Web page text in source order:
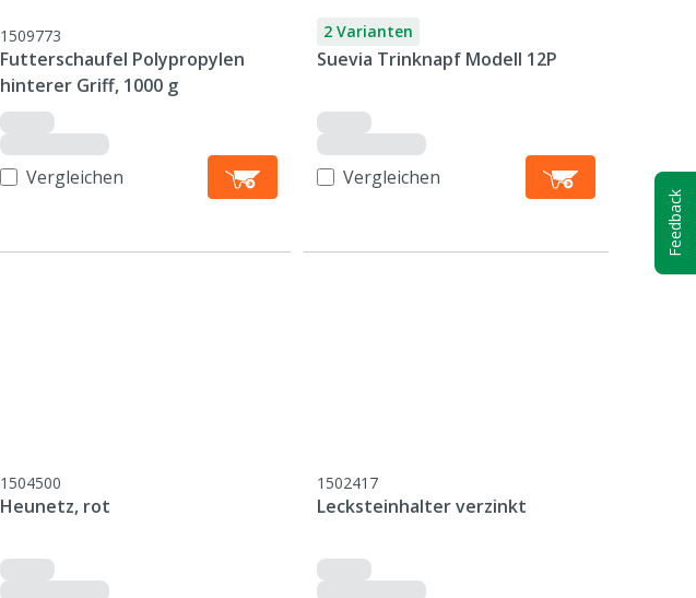
1509773
Futterschaufel Polypropylen
hinterer Griff, 1000 g
Vergleichen
2 Varianten
Suevia Trinknapf Modell 12P
Vergleichen
1504500
Heunetz, rot
1502417
Lecksteinhalter verzinkt
Feedback